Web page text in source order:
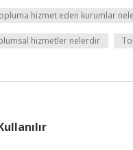
hizmet eden kurumlar
hizmetler nelerdir